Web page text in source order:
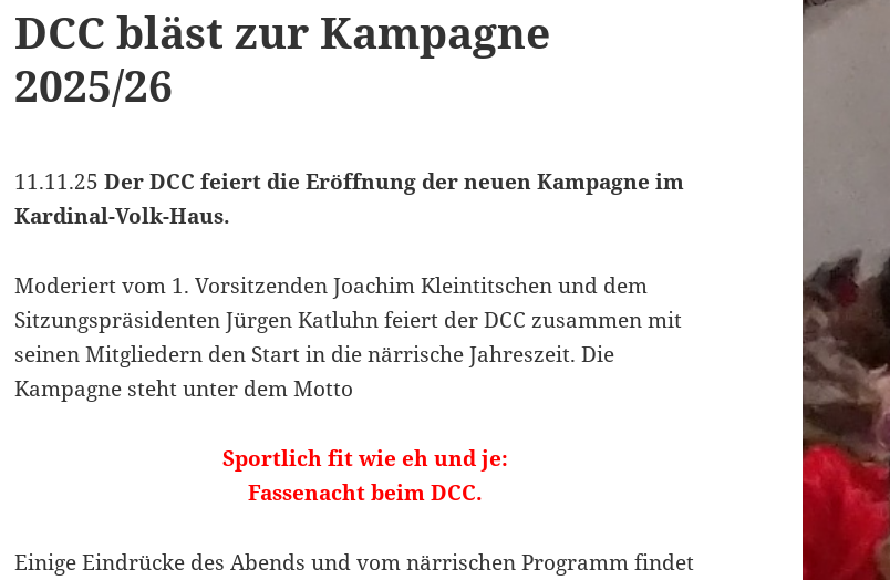
DCC bläst zur Kampagne
2025/26
11.11.25Der DCC feiert die Eröffnung der neuen Kampagne im
Kardinal-Volk-Haus.
Moderiert vom 1. Vorsitzenden Joachim Kleintitschen und dem
Sitzungspräsidenten Jürgen Katluhn feiert der DCC zusammen mit
seinen Mitgliedern den Start in die närrische Jahreszeit. Die
Kampagne steht unter dem Motto
Sportlich fit wie eh und je:
Fassenacht beim DCC.
Einige Eindrücke des Abends und vom närrischen Programm findet